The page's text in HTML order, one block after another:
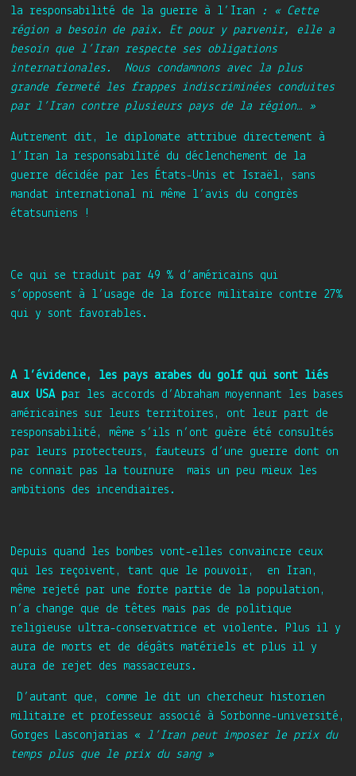
la responsabilité de la guerre à l’Iran
: « Cette
région a besoin de paix. Et pour y parvenir, elle a
besoin que l’Iran respecte ses obligations
internationales. Nous condamnons avec la plus
grande fermeté les frappes indiscriminées conduites
par l’Iran contre plusieurs pays de la région… »
Autrement dit, le diplomate attribue directement à
l’Iran la responsabilité du déclenchement de la
guerre décidée par les États-Unis et Israël, sans
mandat international ni même l’avis du congrès
étatsuniens !
Ce qui se traduit par 49 % d’américains qui
s’opposent à l’usage de la force militaire contre 27%
qui y sont favorables.
A l’évidence, les pays arabes du golf qui sont liés
aux USA par les accords d’Abraham moyennant les bases
américaines sur leurs territoires, ont leur part de
responsabilité, même s’ils n’ont guère été consultés
par leurs protecteurs, fauteurs d’une guerre dont on
ne connait pas la tournure mais un peu mieux les
ambitions des incendiaires.
Depuis quand les bombes vont-elles convaincre ceux
qui les reçoivent, tant que le pouvoir, en Iran,
même rejeté par une forte partie de la population,
n’a change que de têtes mais pas de politique
religieuse ultra-conservatrice et violente. Plus il y
aura de morts et de dégâts matériels et plus il y
aura de rejet des massacreurs.
D’autant que, comme le dit un chercheur historien
militaire et professeur associé à Sorbonne-université,
Gorges Lasconjarias « l’Iran peut imposer le prix du
temps plus que le prix du sang »